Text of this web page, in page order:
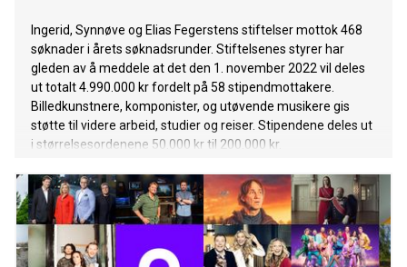
Ingerid, Synnøve og Elias Fegerstens stiftelser mottok 468
søknader i årets søknadsrunder. Stiftelsenes styrer har
gleden av å meddele at det den 1. november 2022 vil deles
ut totalt 4.990.000 kr fordelt på 58 stipendmottakere.
Billedkunstnere, komponister, og utøvende musikere gis
støtte til videre arbeid, studier og reiser. Stipendene deles ut
i størrelsesordenene 50.000 kr til 200.000 kr.